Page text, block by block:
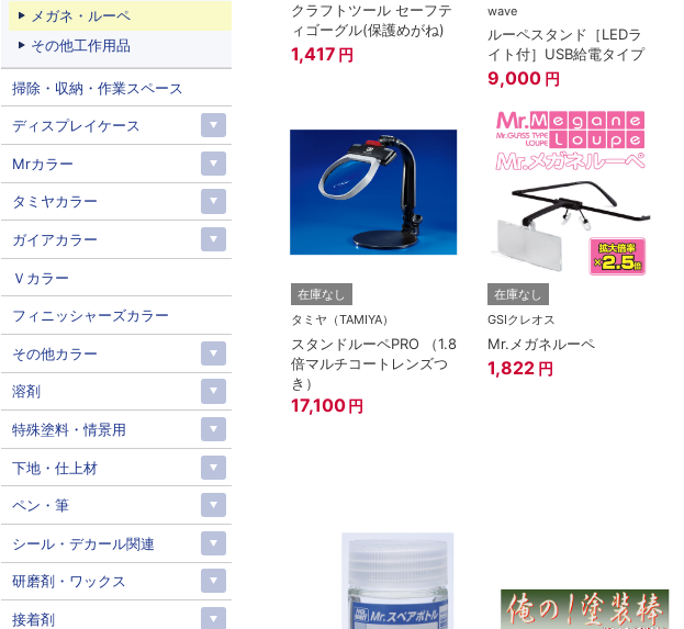
クラフトツール セーフテ
ィゴーグル(保護めがね)
1,417 円
wave
ルーペスタンド［LEDラ
イト付］USB給電タイプ
9,000 円
在庫なし
タミヤ（TAMIYA）
スタンドルーペPRO （1.8
倍マルチコートレンズつ
き）
17,100 円
在庫なし
GSIクレオス
Mr.メガネルーペ
1,822 円
メガネ・ルーペ
その他工作用品
掃除・収納・作業スペース
ディスプレイケース
Mrカラー
タミヤカラー
ガイアカラー
Ｖカラー
フィニッシャーズカラー
その他カラー
溶剤
特殊塗料・情景用
下地・仕上材
ペン・筆
シール・デカール関連
研磨剤・ワックス
接着剤